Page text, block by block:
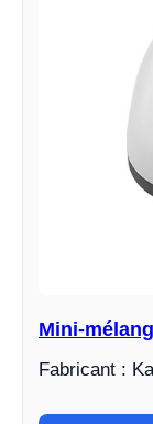
Mini-
Fabricant :